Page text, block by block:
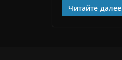
Читайте далее